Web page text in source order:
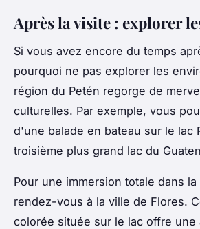
Après la visite : explorer
Si vous avez encore du temps
pourquoi ne pas explorer les
région du Petén regorge de
culturelles. Par exemple, vous
d'une balade en bateau sur le lac
troisième plus grand lac du
Pour une immersion totale dans
rendez-vous à la ville de Flores.
colorée située sur le lac offre une